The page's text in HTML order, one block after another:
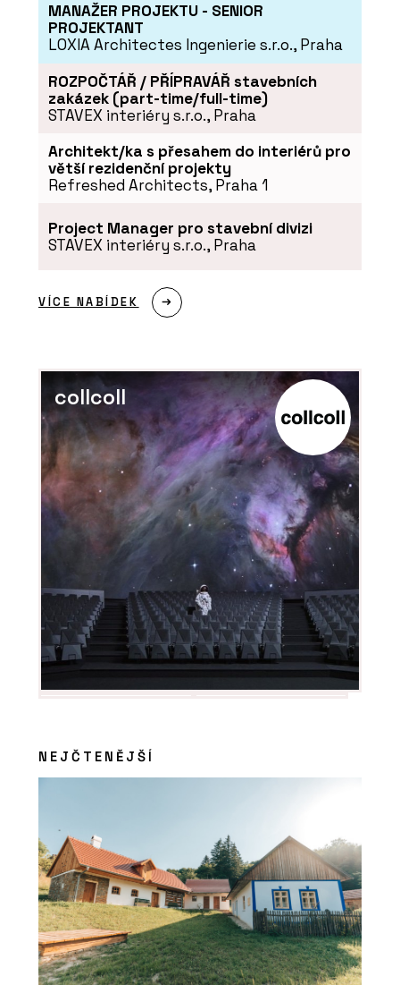
Program Artlantis RT²
Výukový portál CEGRA Learn –
archicadovské know-how přímo od
PRODUKTY
Aplikace Twinmotion - CEGRA
Twinmotion přináší funkce a
vylepšení, která ocení architekti
ČLÁNKY
MANAŽER PROJEKTU - SENIOR
PROJEKTANT
LOXIA Architectes Ingenierie s.r.o., Praha
ROZPOČTÁŘ / PŘÍPRAVÁŘ stavebních
zakázek (part-time/full-time)
STAVEX interiéry s.r.o., Praha
Architekt/ka s přesahem do interiérů pro
větší rezidenční projekty
Refreshed Architects, Praha 1
Project Manager pro stavební divizi
STAVEX interiéry s.r.o., Praha
VÍCE NABÍDEK
collcoll
NEJČTENĚJŠÍ